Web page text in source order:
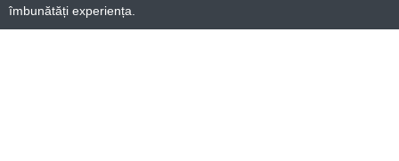
îmbunătăți experiența.